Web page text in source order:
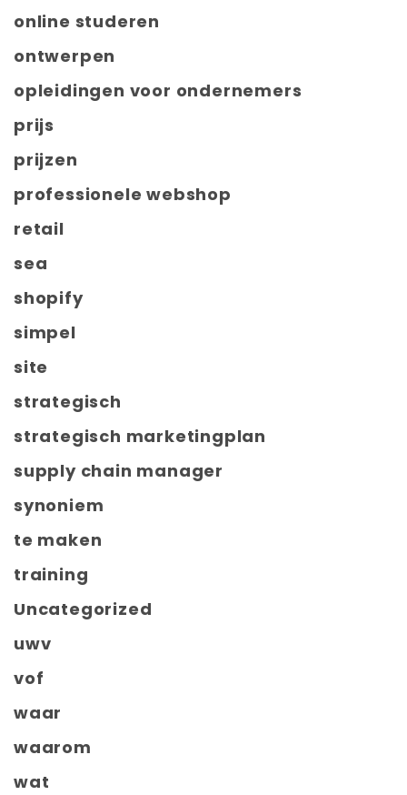
online studeren
ontwerpen
opleidingen voor ondernemers
prijs
prijzen
professionele webshop
retail
sea
shopify
simpel
site
strategisch
strategisch marketingplan
supply chain manager
synoniem
te maken
training
Uncategorized
uwv
vof
waar
waarom
wat